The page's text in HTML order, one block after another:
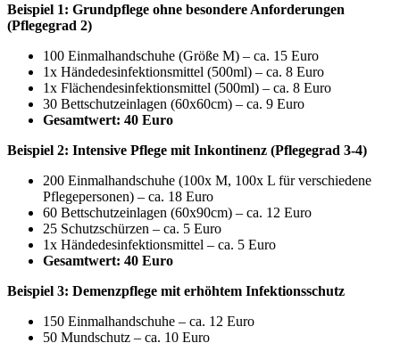
Beispiel 1: Grundpflege ohne besondere Anforderungen
(Pflegegrad 2)
100 Einmalhandschuhe (Größe M) – ca. 15 Euro
1x Händedesinfektionsmittel (500ml) – ca. 8 Euro
1x Flächendesinfektionsmittel (500ml) – ca. 8 Euro
30 Bettschutzeinlagen (60x60cm) – ca. 9 Euro
Gesamtwert: 40 Euro
Beispiel 2: Intensive Pflege mit Inkontinenz (Pflegegrad 3-4)
200 Einmalhandschuhe (100x M, 100x L für verschiedene
Pflegepersonen) – ca. 18 Euro
60 Bettschutzeinlagen (60x90cm) – ca. 12 Euro
25 Schutzschürzen – ca. 5 Euro
1x Händedesinfektionsmittel – ca. 5 Euro
Gesamtwert: 40 Euro
Beispiel 3: Demenzpflege mit erhöhtem Infektionsschutz
150 Einmalhandschuhe – ca. 12 Euro
50 Mundschutz – ca. 10 Euro